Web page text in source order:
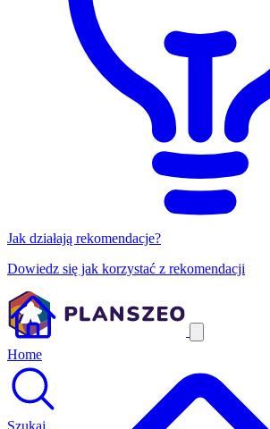
Jak działają rekomendacje?
Dowiedz się jak korzystać z rekomendacji
Home
Szukaj